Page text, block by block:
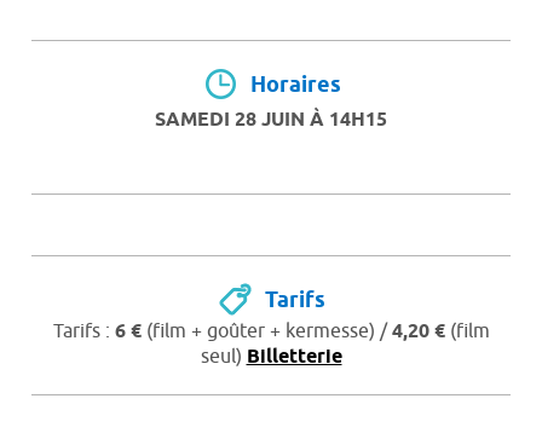
Horaires
SAMEDI 28 JUIN À 14H15
Tarifs
Tarifs : 6 €(film + goûter + kermesse) /4,20 €(film
seul) Billetterie